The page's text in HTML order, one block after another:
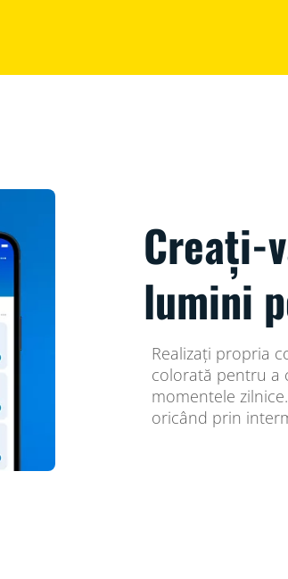
Creați-
lumini
Realizați propria
colorată pentru a
momentele
oricând prin